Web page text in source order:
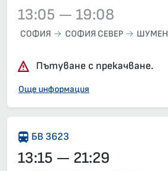
13:05 — 19:08
СОФИЯ СОФИЯ СЕВЕР ШУМЕН
Пътуване с прекачване.
Още информация
БВ 3623
13:15 — 21:29